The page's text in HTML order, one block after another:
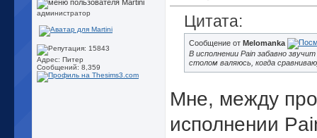
администратор
Адрес: Питер
Сообщений: 8,359
Цитата:
Сообщение от Melomanka
В исполнении Pain забавно
столом валяюсь, когда
Мне, между
исполнении